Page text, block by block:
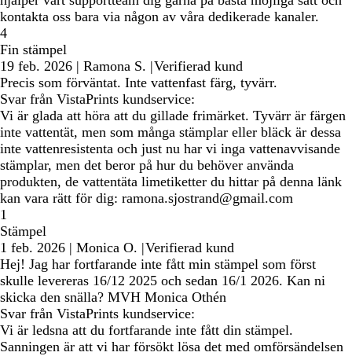
kontakta oss bara via någon av våra dedikerade kanaler.
4
Fin stämpel
19 feb. 2026 | Ramona S. |Verifierad kund
Precis som förväntat. Inte vattenfast färg, tyvärr.
Svar från VistaPrints kundservice:
Vi är glada att höra att du gillade frimärket. Tyvärr är färgen
inte vattentät, men som många stämplar eller bläck är dessa
inte vattenresistenta och just nu har vi inga vattenavvisande
stämplar, men det beror på hur du behöver använda
produkten, de vattentäta limetiketter du hittar på denna länk
kan vara rätt för dig: ramona.sjostrand@gmail.com
1
Stämpel
1 feb. 2026 | Monica O. |Verifierad kund
Hej! Jag har fortfarande inte fått min stämpel som först
skulle levereras 16/12 2025 och sedan 16/1 2026. Kan ni
skicka den snälla? MVH Monica Othén
Svar från VistaPrints kundservice:
Vi är ledsna att du fortfarande inte fått din stämpel.
Sanningen är att vi har försökt lösa det med omförsändelsen